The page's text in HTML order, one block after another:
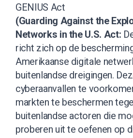
GENIUS Act
(Guarding Against the
Networks in the U.S. Act:
richt zich op de
Amerikaanse digitale
buitenlandse dreigingen.
cyberaanvallen te
markten te beschermen
buitenlandse actoren die
proberen uit te oefenen op